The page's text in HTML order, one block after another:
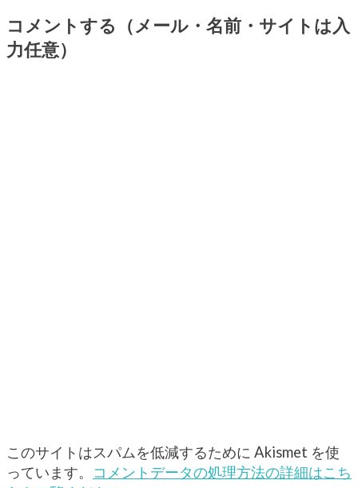
コメントする（メール・名前・サイトは入
力任意）
このサイトはスパムを低減するために Akismet を使
っています。 コメントデータの処理方法の詳細はこち